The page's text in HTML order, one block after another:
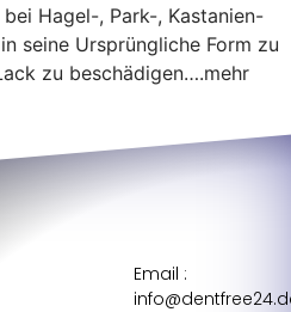
Hagel-, Park-, Kastanien-
seine Ursprüngliche Form zu
zu beschädigen….mehr
Email :